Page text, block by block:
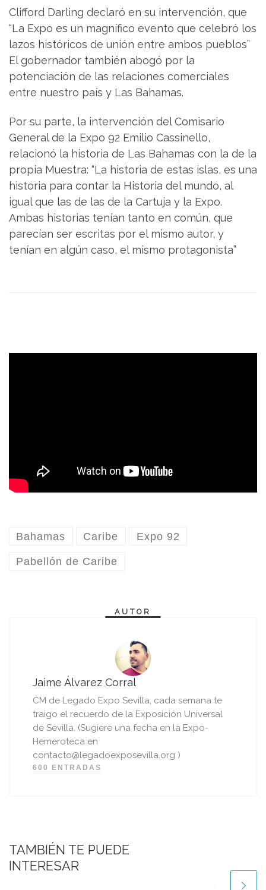
Clifford Darling declaró en su intervención, que
“La Expo es un magnífico evento que celebró los
lazos históricos de unión entre ambos pueblos”
El gobernador también abogó por la
potenciación de las relaciones comerciales
entre nuestro país y Las Bahamas.
Por su parte, la intervención del Comisario
General de la Expo 92 Emilio Cassinello,
relacionó la historia de Las Bahamas con la de la
propia Muestra: “La historia de estas islas, es una
historia para contar la Historia del mundo, al
igual que las de las de la Cartuja y la Expo.
Ambas historias tenían tanto en común, que
parecían ser escritas por el mismo autor, y
tenían en algún caso, el mismo protagonista”
Bahamas Caribe Expo 92
Pabellón de Caribe
AUTOR
Jaime Álvarez Corral
CM de Legado Expo Sevilla, cada semana te
traigo el recuerdo de la Exposición Universal
de Sevilla. (Sugiere una fecha en la Expo-
Hemeroteca en
contacto@legadoexposevilla.org )
600 ENTRADAS
TAMBIÉN TE PUEDE
INTERESAR